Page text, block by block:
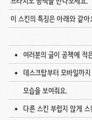
이 스킨의 특징은 아래와 같아
여러분의 글이 공책에 적
데스크탑부터 모바일까
모습을 보여줘요.
다른 스킨 부럽지 않게